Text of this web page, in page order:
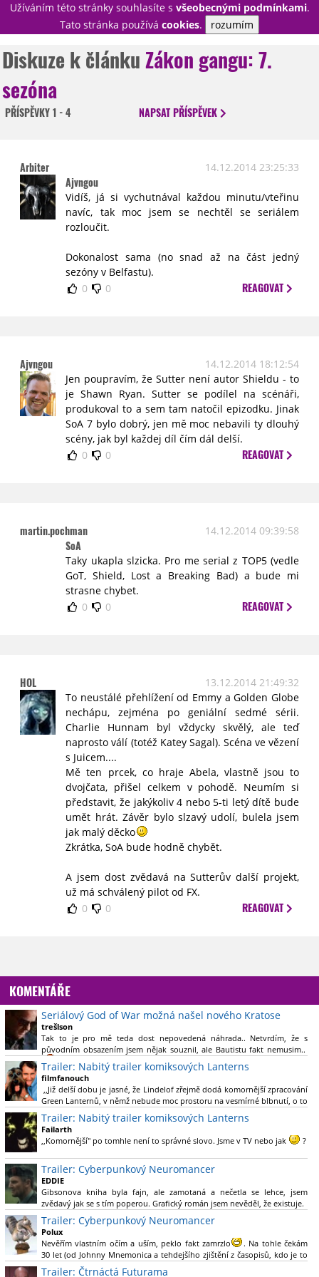
Užíváním této stránky souhlasíte s všeobecnými podmínkami.
Tato stránka používá cookies. rozumím
PŘIHLÁSIT
NOVINKY
TÉMATA
DISKUZE
STATISTIKY
TIRÁŽ
Diskuze k článkuZákon gangu: 7.
sezóna
PŘÍSPĚVKY1 - 4 NAPSATPŘÍSPĚVEK
Arbiter 14.12.2014 23:25:33
Ajvngou
Vidíš, já si vychutnával každou minutu/vteřinu
navíc, tak moc jsem se nechtěl se seriálem
rozloučit.
Dokonalost sama (no snad až na část jedný
sezóny v Belfastu).
0
0 REAGOVAT
Ajvngou
14.12.2014 18:12:54
Jen poupravím, že Sutter není autor Shieldu - to
je Shawn Ryan. Sutter se podílel na scénáři,
produkoval to a sem tam natočil epizodku. Jinak
SoA 7 bylo dobrý, jen mě moc nebavili ty dlouhý
scény, jak byl každej díl čím dál delší.
0
0 REAGOVAT
martin.pochman 14.12.2014 09:39:58
SoA
Taky ukapla slzicka. Pro me serial z TOP5 (vedle
GoT, Shield, Lost a Breaking Bad) a bude mi
strasne chybet.
0
0 REAGOVAT
HOL
13.12.2014 21:49:32
To neustálé přehlížení od Emmy a Golden Globe
nechápu, zejména po geniální sedmé sérii.
Charlie Hunnam byl vždycky skvělý, ale teď
naprosto válí (totéž Katey Sagal). Scéna ve vězení
s Juicem....
Mě ten prcek, co hraje Abela, vlastně jsou to
dvojčata, přišel celkem v pohodě. Neumím si
představit, že jakýkoliv 4 nebo 5-ti letý dítě bude
umět hrát. Závěr bylo slzavý udolí, bulela jsem
jak malý děcko
Zkrátka, SoA bude hodně chybět.
A jsem dost zvědavá na Sutterův další projekt,
už má schválený pilot od FX.
0
0 REAGOVAT
KOMENTÁŘE
Seriálový God of War možná našel nového Kratose
trešlson
Tak to je pro mě teda dost nepovedená náhrada.. Netvrdím, že s
původním obsazením jsem nějak souznil, ale Bautistu fakt nemusim..
Trailer: Nabitý trailer komiksových Lanterns
filmfanouch
,,Již delší dobu je jasné, že Lindelof zřejmě dodá komornější zpracování
Green Lanternů, v němž nebude moc prostoru na vesmírné blbnutí, o to
více se ovšem bude moci nová adaptace odprostit třeba od filmového
Green Lanterna s Ryanem Reynoldsem.´´ Co je na tom
nesrozumitelného?
Trailer: Nabitý trailer komiksových Lanterns
Failarth
,,Komornější" po tomhle není to správné slovo. Jsme v TV nebo jak
?
Nebál bych se říct, že to vypadá skvěle jak po stránce kvantity materiálu,
tak i formou.
Výběr Ulricha Tomsena pro mě velké překvapení a velmi zajímavá volba
bravo.
Chandler je lepší a lepší s každou novou scénou.
Komiksy to mají ted´těžké, paradoxně tomu škodí to všechno kolem
(DC nebo MCU to je buřt) , ale nezasloužilo by si to zářez jen kvůli tomu.
Držím tomu palce.
Trailer: Cyberpunkový Neuromancer
EDDIE
Gibsonova kniha byla fajn, ale zamotaná a nečetla se lehce, jsem
zvědavý jak se s tím poperou. Grafický román jsem nevěděl, že existuje.
Trailer: Cyberpunkový Neuromancer
Polux
Nevěřím vlastním očím a uším, peklo fakt zamrzlo
. Na tohle čekám
30 let (od Johnny Mnemonica a tehdejšího zjištění z časopisů, kdo je to
Gibson a co je jeho debutová kniha zač), přičemž 25 let (od Matrixu,
Trailer: Čtrnáctá Futurama